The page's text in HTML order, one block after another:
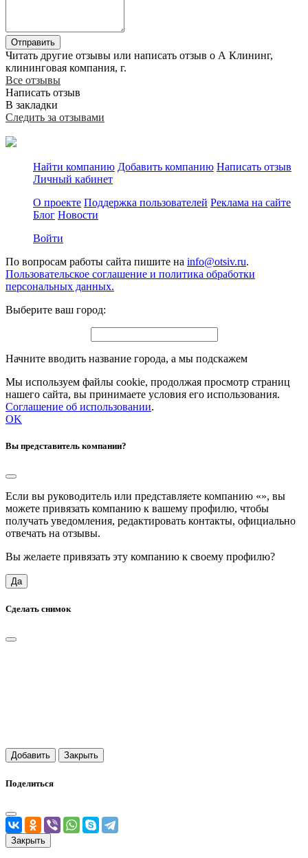
Отправить
Читать другие отзывы или написать отзыв о А Клининг,
клининговая компания, г.
Все отзывы
Написать отзыв
В закладки
Следить за отзывами
Найти компанию Добавить компанию Написать отзыв
Личный кабинет
О проекте Поддержка пользователей Реклама на сайте
Блог Новости
Войти
По вопросам работы сайта пишите на info@otsiv.ru.
Пользовательское соглашение и политика обработки
персональных данных.
Выберите ваш город:
Начните вводить название города, а мы подскажем
Мы используем файлы cookie, продолжая просмотр страниц
нашего сайта, вы принимаете условия его использования.
Соглашение об использовании.
OK
Вы представитель компании?
Если вы руководитель или представляете компанию «», вы
можете привязать компанию к вашему профилю, чтобы
получать уведомления, редактировать контакты, официально
отвечать на отзывы.
Вы желаете привязать эту компанию к своему профилю?
Да
Сделать снимок
Добавить Закрыть
Поделиться
Закрыть